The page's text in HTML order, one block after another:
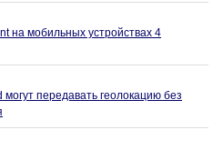
на мобильных устройствах 4
передавать геолокацию без